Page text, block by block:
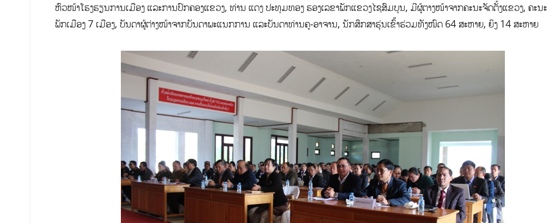
ຫົວໜ້າໂຮງຮຽນການເມືອງ ແລະການປົກຄອງແຂວງ, ທ່ານ ແດງ ປະທຸມທອງ ຮອງເລຂາພັກແຂວງໄຊສົມບຸນ, ມີຜູ້ຕາງໜ້າຈາກຄະນະຈັດຕັ້ງແຂວງ, ຄະນ
ພັກເມືອງ 7 ເມືອງ, ບັນດາຜູ້ຕ່າງໜ້າຈາກບັນດາພະແນກການ ແລະບັນດາທ່ານຄູ-ອາຈານ, ນັກສຶກສາຮຸ່ນເຂົ້່າຮ່ວມທັງໜົດ 64 ສະຫາຍ, ຍິງ 14 ສະຫາຍ